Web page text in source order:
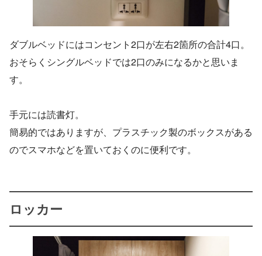
ダブルベッドにはコンセント2口が左右2箇所の合計4口。
おそらくシングルベッドでは2口のみになるかと思いま
す。
手元には読書灯。
簡易的ではありますが、プラスチック製のボックスがある
のでスマホなどを置いておくのに便利です。
ロッカー